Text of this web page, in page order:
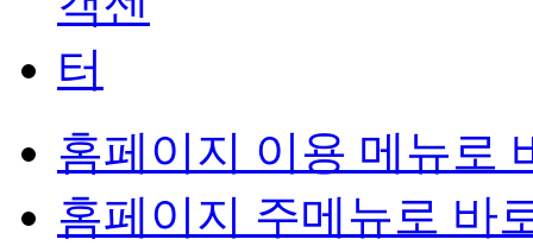
홈페이지 이용 메뉴로
홈페이지 주메뉴로 바